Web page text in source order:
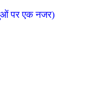
पर एक नजर)